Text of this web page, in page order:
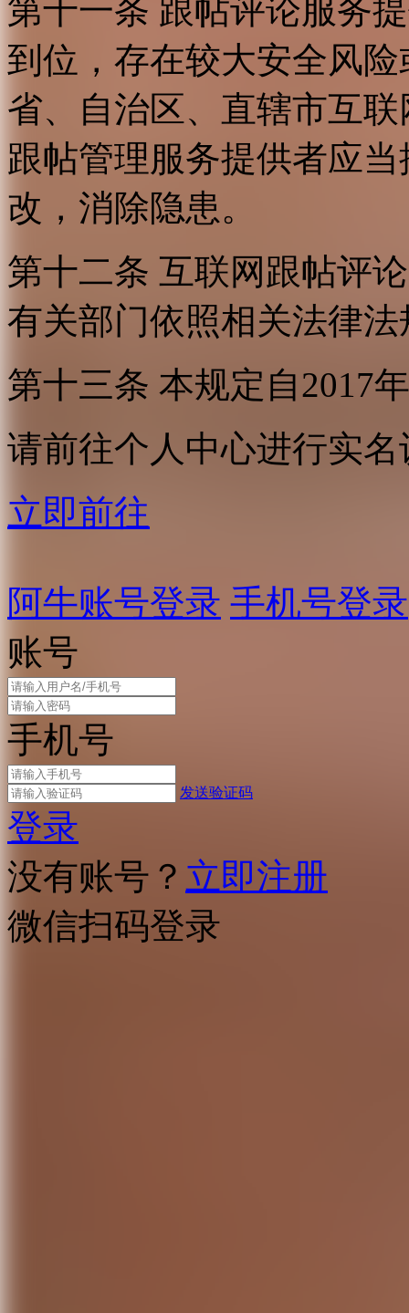
第十一条 跟帖评论服务
到位，存在较大安全风
省、自治区、直辖市互
跟帖管理服务提供者应
改，消除隐患。
第十二条 互联网跟帖评
有关部门依照相关法律
第十三条 本规定自2017
请前往个人中心进行实名
立即前往
阿牛账号登录 手机号登录
账号
手机号
发送验证码
登录
没有账号？ 立即注册
微信扫码登录